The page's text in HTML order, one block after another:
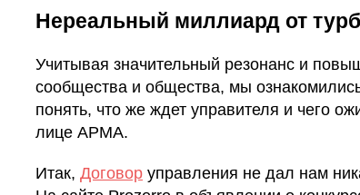
Нереальный миллиард от
Учитывая значительный резонанс и
сообщества и общества, мы
понять, что же ждет управителя и чего
лице АРМА.
Итак, Договор управления не дал нам